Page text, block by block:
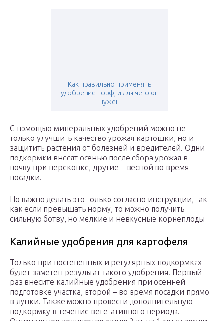
Как правильно применять
удобрение торф, и для чего он
нужен
С помощью минеральных удобрений можно не
только улучшить качество урожая картошки, но и
защитить растения от болезней и вредителей. Одни
подкормки вносят осенью после сбора урожая в
почву при перекопке, другие – весной во время
посадки.
Но важно делать это только согласно инструкции, так
как если превышать норму, то можно получить
сильную ботву, но мелкие и невкусные корнеплоды
Калийные удобрения для картофеля
Только при постепенных и регулярных подкормках
будет заметен результат такого удобрения. Первый
раз внесите калийные удобрения при осенней
подготовке участка, второй – во время посадки прямо
в лунки. Также можно провести дополнительную
подкормку в течение вегетативного периода.